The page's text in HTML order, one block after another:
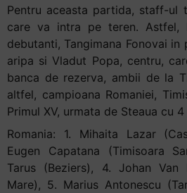
Pentru aceasta partida, staff-ul
care va intra pe teren. Astfel,
debutanti, Tangimana Fonovai in
aripa si Vladut Popa, centru,
banca de rezerva, ambii de la
altfel, campioana Romaniei,
Primul XV, urmata de Steaua cu
Romania: 1. Mihaita Lazar
Eugen Capatana (Timisoara
Tarus (Beziers), 4. Johan Van
Mare), 5. Marius Antonescu